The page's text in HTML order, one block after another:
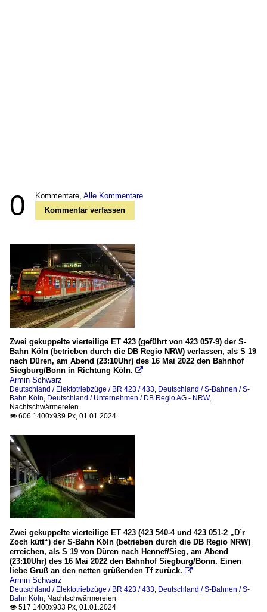
0 Kommentare, Alle Kommentare
Kommentar verfassen
Zwei gekuppelte vierteilige ET 423 (geführt von 423 057-9) der S-
Bahn Köln (betrieben durch die DB Regio NRW) verlassen, als S 19
nach Düren, am Abend (23:10Uhr) des 16 Mai 2022 den Bahnhof
Siegburg/Bonn in Richtung Köln. 
Armin Schwarz
Deutschland / Elektotriebzüge / BR 423 / 433, Deutschland / S-Bahnen / S-
Bahn Köln, Deutschland / Unternehmen / DB Regio AG - NRW,
Nachtschwärmereien
 606 1400x939 Px, 01.01.2024
Zwei gekuppelte vierteilige ET 423 (423 540-4 und 423 051-2 „D´r
Zoch kütt“) der S-Bahn Köln (betrieben durch die DB Regio NRW)
erreichen, als S 19 von Düren nach Hennef/Sieg, am Abend
(23:10Uhr) des 16 Mai 2022 den Bahnhof Siegburg/Bonn. Einen
liebe Gruß an den netten grüßenden Tf zurück. 
Armin Schwarz
Deutschland / Elektotriebzüge / BR 423 / 433, Deutschland / S-Bahnen / S-
Bahn Köln, Nachtschwärmereien
 517 1400x933 Px, 01.01.2024